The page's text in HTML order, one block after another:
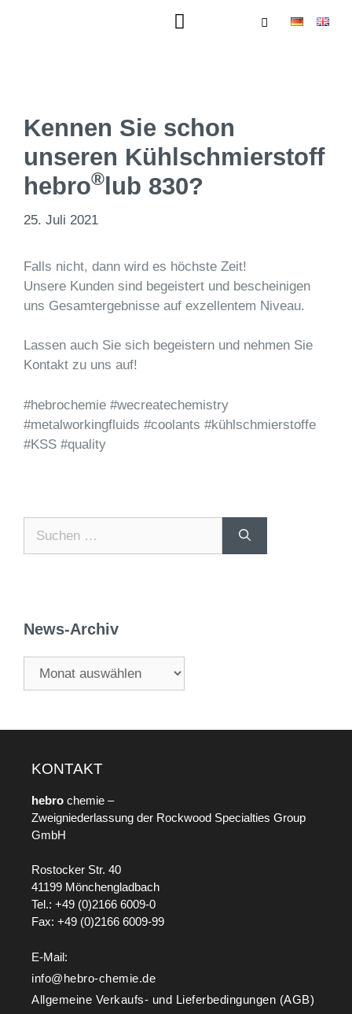
Kennen Sie schon
unseren Kühlschmierstoff
hebro® lub 830?
25. Juli 2021
Falls nicht, dann wird es höchste Zeit!
Unsere Kunden sind begeistert und bescheinigen
uns Gesamtergebnisse auf exzellentem Niveau.
Lassen auch Sie sich begeistern und nehmen Sie
Kontakt zu uns auf!
#hebrochemie #wecreatechemistry
#metalworkingfluids #coolants #kühlschmierstoffe
#KSS #quality
News-Archiv
KONTAKT
hebro chemie –
Zweigniederlassung der Rockwood Specialties Group
GmbH
Rostocker Str. 40
41199 Mönchengladbach
Tel.: +49 (0)2166 6009-0
Fax: +49 (0)2166 6009-99
E-Mail:
info@hebro-chemie.de
Allgemeine Verkaufs- und Lieferbedingungen (AGB)